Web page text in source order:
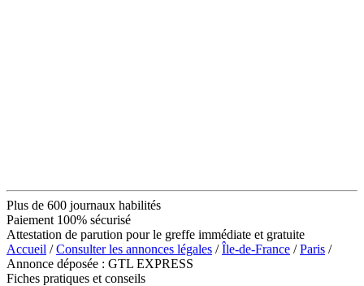
Plus de 600 journaux habilités
Paiement 100% sécurisé
Attestation de parution pour le greffe immédiate et gratuite
Accueil /Consulter les annonces légales /Île-de-France /Paris /
Annonce déposée : GTL EXPRESS
Fiches pratiques et conseils